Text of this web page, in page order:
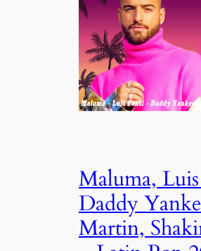
Maluma,
Daddy
Martin,